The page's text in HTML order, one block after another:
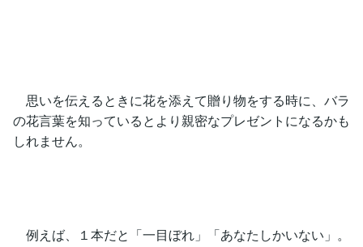
思いを伝えるときに花を添えて贈り物をする時に、バラ
の花言葉を知っているとより親密なプレゼントになるかも
しれません。
例えば、１本だと「一目ぼれ」「あなたしかいない」。